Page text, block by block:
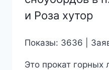
и Роза хутор
Показы: 3636 |
Это прокат